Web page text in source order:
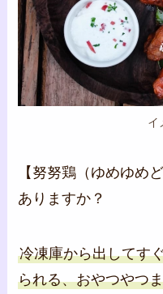
イ
【努努鶏（ゆめゆめ
ありますか？
冷凍庫から出してす
られる、おやつやつ